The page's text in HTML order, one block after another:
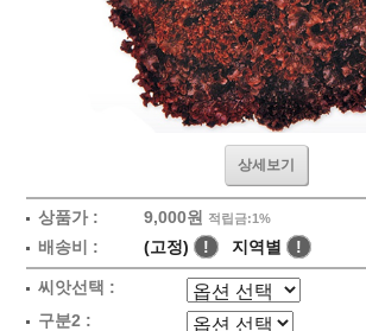
상세보기
상품가 : 9,000원 적립금:1%
배송비 : (고정) ! 지역별 !
씨앗선택 :
구분2 :